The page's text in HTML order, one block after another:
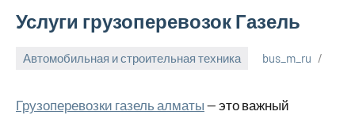
Услуги грузоперевозок Газель
Автомобильная и строительная техника
2023
bus_m_ru
Грузоперевозки газель алматы — это важный